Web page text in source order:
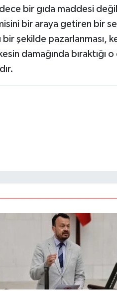
bir gıda maddesi
bir araya getiren bir
şekilde pazarlanması,
damağında bıraktığı